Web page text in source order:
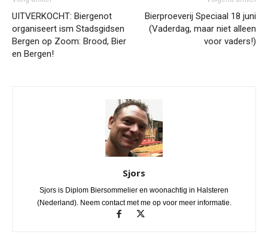
UITVERKOCHT: Biergenot
organiseert ism Stadsgidsen
Bergen op Zoom: Brood, Bier
en Bergen!
Bierproeverij Speciaal 18 juni
(Vaderdag, maar niet alleen
voor vaders!)
Sjors
Sjors is Diplom Biersommelier en woonachtig in Halsteren
(Nederland). Neem contact met me op voor meer informatie.